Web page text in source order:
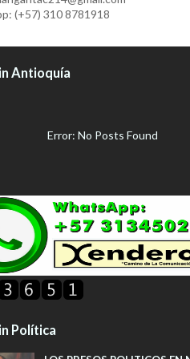
(+57) 310 8781918
Antioquía
Error: No Posts Found
Política